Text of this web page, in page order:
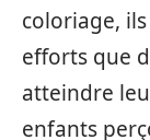
coloriage,
efforts que
atteindre
enfants